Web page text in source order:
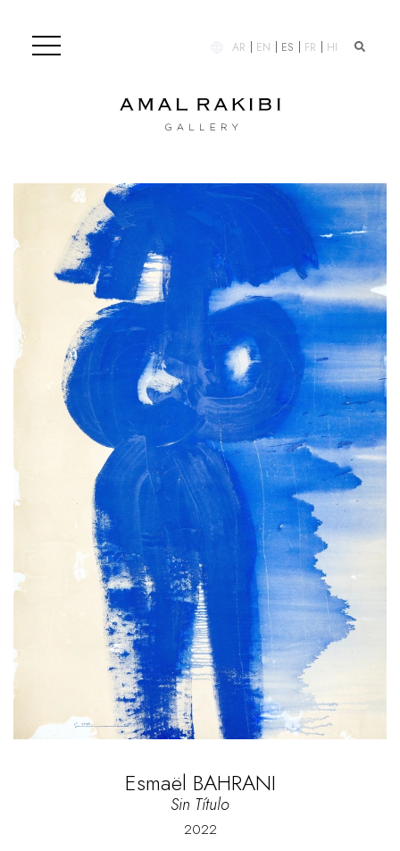
AR EN ES FR HI
Esmaël BAHRANI
Sin Título
2022